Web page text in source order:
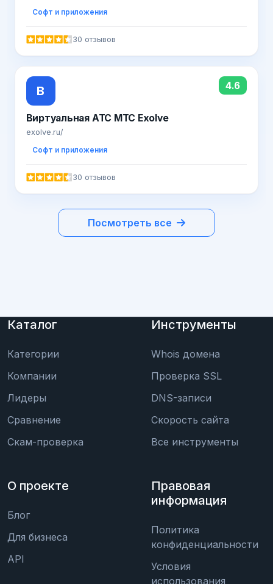
Софт и приложения
30 отзывов
В 4.6
Виртуальная АТС МТС Exolve
exolve.ru/
Софт и приложения
30 отзывов
Посмотреть все
Каталог
Категории
Компании
Лидеры
Сравнение
Скам-проверка
Инструменты
Whois домена
Проверка SSL
DNS-записи
Скорость сайта
Все инструменты
О проекте
Блог
Для бизнеса
API
Правовая
информация
Политика
конфиденциальности
Условия
использования